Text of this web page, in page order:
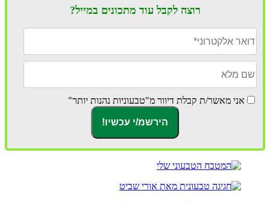
רוצה לקבל עוד מתכונים במייל?
אני מאשר/ת קבלת דיוור מ"טבעוניות נהנות יותר"